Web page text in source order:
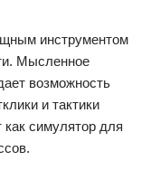
инструментом
Мысленное
возможность
и тактики
как симулятор для